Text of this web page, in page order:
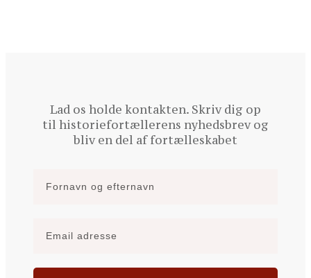
Lad os holde kontakten. Skriv dig op
til historiefortællerens nyhedsbrev og
bliv en del af fortælleskabet